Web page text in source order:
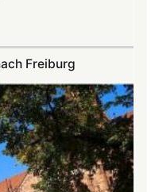
Freiburg